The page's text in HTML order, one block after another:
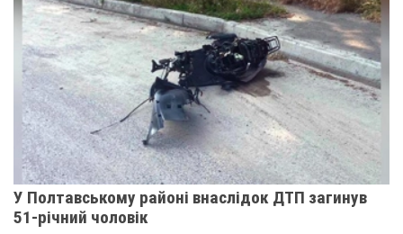
У Полтавському районі внаслідок ДТП загинув
51-річний чоловік